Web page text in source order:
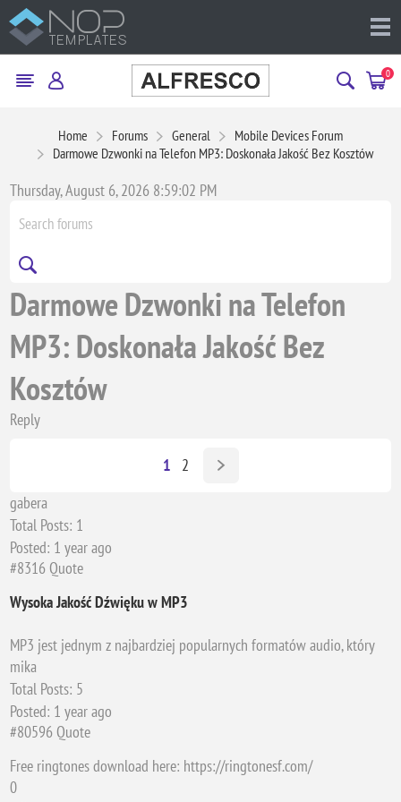
0
Home Forums General
Mobile Devices Forum
Darmowe Dzwonki na Telefon MP3: Doskonała Jakość Bez Kosztów
Thursday, August 6, 2026 8:59:02 PM
Darmowe Dzwonki na Telefon
MP3: Doskonała Jakość Bez
Kosztów
Reply
1
2
gabera
Total Posts: 1
Posted: 1 year ago
#8316 Quote
Wysoka Jakość Dźwięku w MP3
MP3 jest jednym z najbardziej popularnych formatów audio, który
zapewnia równowagę pomiędzy jakością dźwięku a rozmiarem pliku.
darmowe dzwonki na telefon mp3
dynamicznego brzmienia, które sprawi, że Twój telefon zyska nową
jakość i charakter. Dzięki temu możesz cieszyć się doskonałym
Szeroki Wybór Dźwięków w Formacie MP3
mika
Total Posts: 5
Posted: 1 year ago
#80596 Quote
Free ringtones download here: https://ringtonesf.com/
0